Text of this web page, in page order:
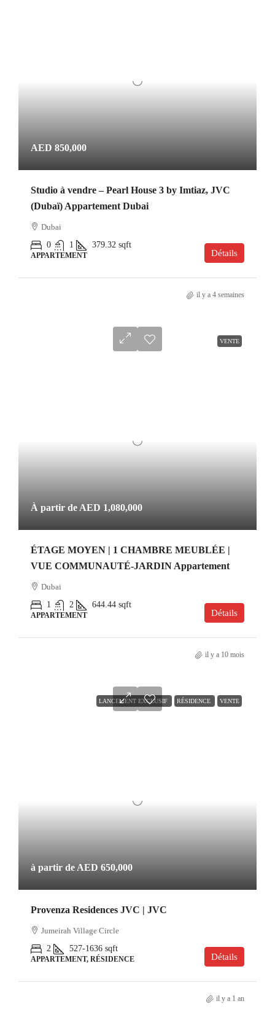
AED 850,000
Studio à vendre – Pearl House 3 by Imtiaz, JVC
(Dubaï) Appartement Dubai
Dubai
0
1 379.32 sqft
APPARTEMENT Détails
il y a 4 semaines
VENTE
À partir de AED 1,080,000
ÉTAGE MOYEN | 1 CHAMBRE MEUBLÉE |
VUE COMMUNAUTÉ-JARDIN Appartement
Dubai
1
2 644.44 sqft
APPARTEMENT Détails
il y a 10 mois
LANCEMENT EXCLUSIF RÉSIDENCE VENTE
à partir de AED 650,000
Provenza Residences JVC | JVC
Jumeirah Village Circle
2
527-1636 sqft
APPARTEMENT, RÉSIDENCE Détails
il y a 1 an